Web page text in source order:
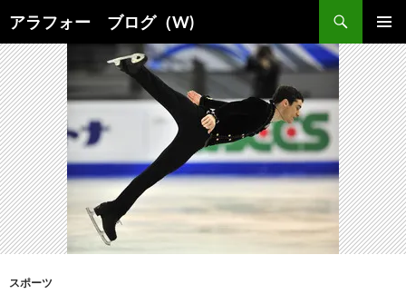
ン
テ
ン
ツ
へ
ス
キ
ッ
プ
アラフォー ブログ（W)
索
メインメ
ニュー
スポーツ